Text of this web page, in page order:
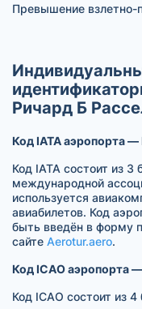
Превышение взлетно-
Ричард Б
Код IATA аэропорта —
Код IATA состоит из 3
международной
используется
авиабилетов. Код
быть введён в форму
сайте Aerotur.aero.
Код ICAO аэропорта
Код ICAO состоит из 4